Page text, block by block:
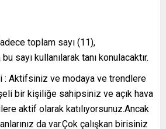
toplam sayı (11),
sayı kullanılarak tanı konulacaktır.
: Aktifsiniz ve modaya ve trendlere
bir kişiliğe sahipsiniz ve açık hava
aktif olarak katılıyorsunuz.Ancak
da var.Çok çalışkan birisiniz